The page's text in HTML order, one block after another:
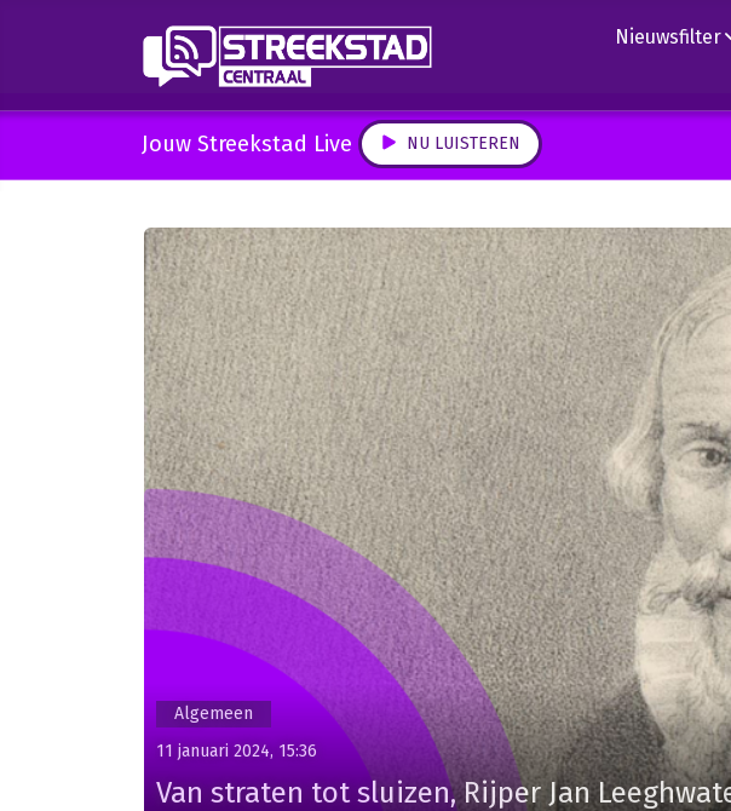
Nieuwsfilter
Jouw Streekstad Live NU LUISTEREN
Algemeen
11 januari 2024, 15:36
Van straten tot sluizen, Rijper Jan